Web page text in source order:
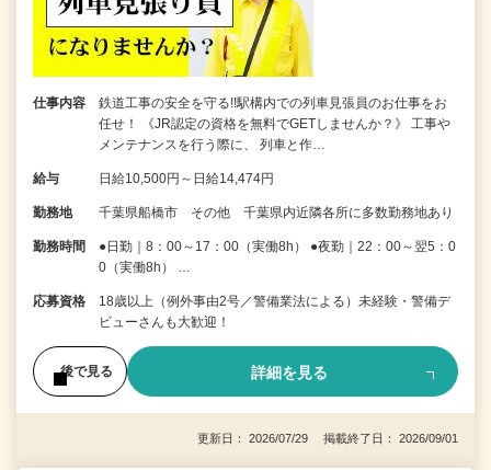
仕事内容
鉄道工事の安全を守る!!駅構内での列車見張員のお仕事をお
任せ！ 《JR認定の資格を無料でGETしませんか？》 工事や
メンテナンスを行う際に、 列車と作…
給与 日給10,500円～日給14,474円
勤務地 千葉県船橋市 その他 千葉県内近隣各所に多数勤務地あり
勤務時間
●日勤｜8：00～17：00（実働8h） ●夜勤｜22：00～翌5：0
0（実働8h） …
応募資格
18歳以上（例外事由2号／警備業法による）未経験・警備デ
ビューさんも大歓迎！
後で見る 詳細を見る
更新日： 2026/07/29 掲載終了日： 2026/09/01